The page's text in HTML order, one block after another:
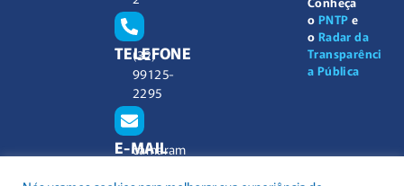
TELEFONE
(32)
99125-
2295
E-MAIL
camaram
o PNTP e
o Radar da
Transparênci
a Pública